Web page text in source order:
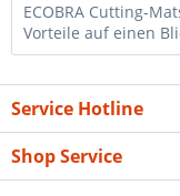
ECOBRA Cutting-
Vorteile auf einen
Service Hotline
Shop Service